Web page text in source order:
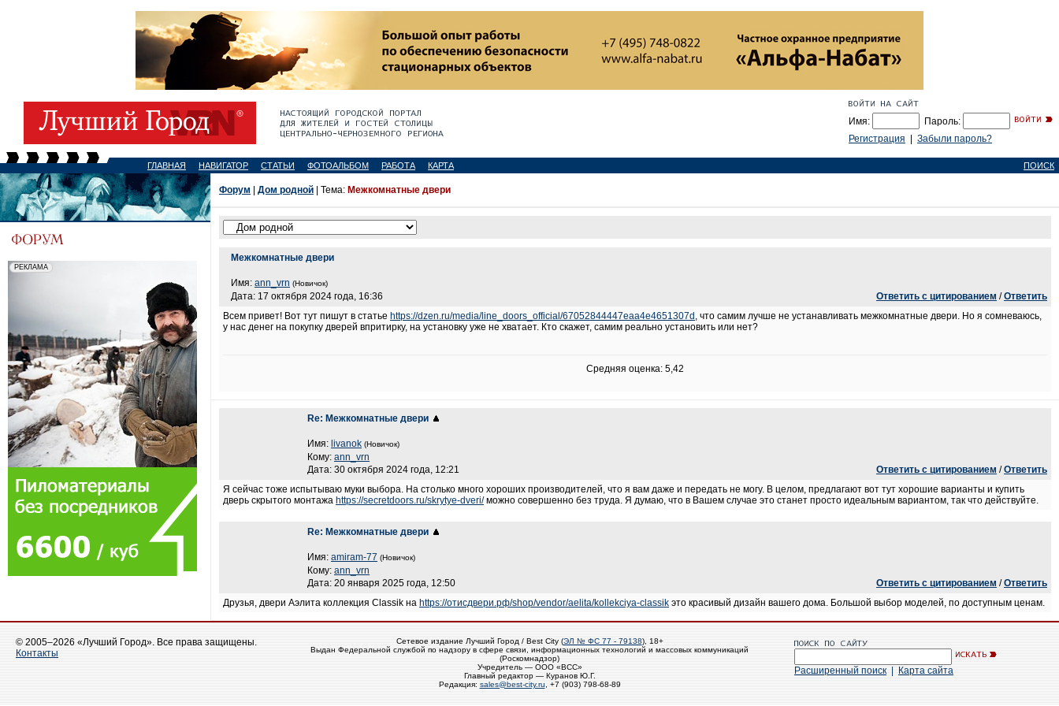
Имя:
Пароль:
Регистрация
Забыли пароль?
ГЛАВНАЯ НАВИГАТОР СТАТЬИ ФОТОАЛЬБОМ РАБОТА КАРТА ПОИСК
Форум Дом родной | Тема: Межкомнатные двери
Межкомнатные двери
Имя: ann_vrn (Новичок)
Дата: 17 октября 2024 года, 16:36 Ответить с цитированием /Ответить
Всем привет! Вот тут пишут в статье https://dzen.ru/media/line_doors_official/67052844447eaa4e4651307d , что самим лучше не устанавливать межкомнатные двери. Но я сомневаюсь,
у нас денег на покупку дверей впритирку, на установку уже не хватает. Кто скажет, самим реально установить или нет?
Средняя оценка: 5,42
Re: Межкомнатные двери
Имя: livanok (Новичок)
Кому: ann_vrn
Дата: 30 октября 2024 года, 12:21
Ответить с цитированием /Ответить
Я сейчас тоже испытываю муки выбора. На столько много хороших производителей, что я вам даже и передать не могу. В целом, предлагают вот тут хорошие варианты и купить
дверь скрытого монтажа https://secretdoors.ru/skrytye-dveri/можно совершенно без труда. Я думаю, что в Вашем случае это станет просто идеальным вариантом, так что действуйте.
Re: Межкомнатные двери
Имя: amiram-77 (Новичок)
Кому: ann_vrn
Дата: 20 января 2025 года, 12:50
Ответить с цитированием /Ответить
Друзья, двери Аэлита коллекция Classik на https://отисдвери.рф/shop/vendor/aelita/kollekciya-classik это красивый дизайн вашего дома. Большой выбор моделей, по доступным ценам.
© 2005–2026 «Лучший Город». Все права защищены.
Контакты
Сетевое издание Лучший Город / Best City (ЭЛ № ФС 77 - 79138), 18+
Выдан Федеральной службой по надзору в сфере связи, информационных технологий и массовых коммуникаций
(Роскомнадзор)
Учредитель — ООО «ВСС»
Главный редактор — Куранов Ю.Г.
Редакция: sales@best-city.ru , +7 (903) 798-68-89
Расширенный поиск Карта сайта